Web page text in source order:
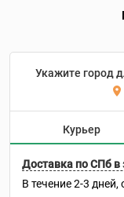
Укажите город
Курьер
Доставка по СПб в
В течение 2-3 дней